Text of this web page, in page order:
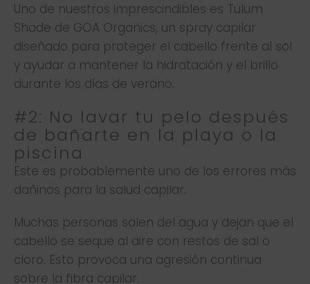
Uno de nuestros imprescindibles es Tulum
Shade de GOA Organics, un spray capilar
diseñado para proteger el cabello frente al sol
y ayudar a mantener la hidratación y el brillo
durante los días de verano.
#2: No lavar tu pelo después
de bañarte en la playa o la
piscina
Este es probablemente uno de los errores más
dañinos para la salud capilar.
Muchas personas salen del agua y dejan que el
cabello se seque al aire con restos de sal o
cloro. Esto provoca una agresión continua
sobre la fibra capilar.